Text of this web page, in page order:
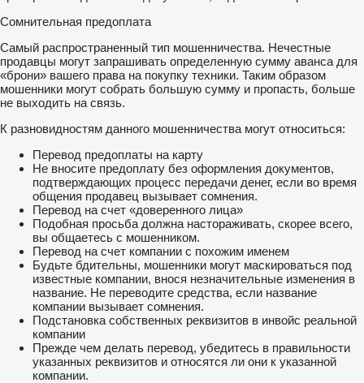
Сомнительная предоплата
Самый распространенный тип мошенничества. Нечестные
продавцы могут запрашивать определенную сумму аванса для
«брони» вашего права на покупку техники. Таким образом
мошенники могут собрать большую сумму и пропасть, больше
не выходить на связь.
К разновидностям данного мошенничества могут относиться:
Перевод предоплаты на карту
Не вносите предоплату без оформления документов,
подтверждающих процесс передачи денег, если во время
общения продавец вызывает сомнения.
Перевод на счет «доверенного лица»
Подобная просьба должна настораживать, скорее всего,
вы общаетесь с мошенником.
Перевод на счет компании с похожим именем
Будьте бдительны, мошенники могут маскироваться под
известные компании, внося незначительные изменения в
название. Не переводите средства, если название
компании вызывает сомнения.
Подстановка собственных реквизитов в инвойс реальной
компании
Прежде чем делать перевод, убедитесь в правильности
указанных реквизитов и относятся ли они к указанной
компании.